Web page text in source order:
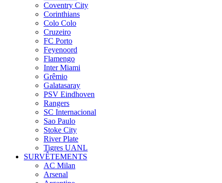
Coventry City
Corinthians
Colo Colo
Cruzeiro
FC Porto
Feyenoord
Flamengo
Inter Miami
Grêmio
Galatasaray
PSV Eindhoven
Rangers
SC Internacional
Sao Paulo
Stoke City
River Plate
Tigres UANL
SURVÊTEMENTS
AC Milan
Arsenal